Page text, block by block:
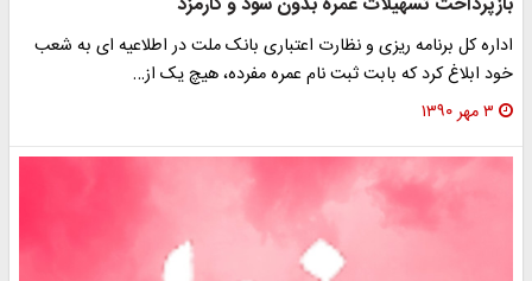
اداره کل برنامه ریزی و نظارت اعتباری بانک ملت در اطلاعیه ای به شعب
خود ابلاغ کرد که بابت ثبت نام عمره مفرده، هیچ یک از…
۳ مهر ۱۳۹۰